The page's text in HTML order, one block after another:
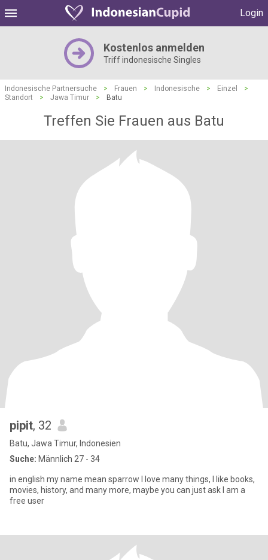
Login
Kostenlos anmelden
Triff indonesische Singles
Indonesische Partnersuche > Frauen > Indonesische > Einzel
>
Standort
> Jawa Timur > Batu
Treffen Sie Frauen aus Batu
pipit, 32
Batu, Jawa Timur, Indonesien
Suche: Männlich 27 - 34
in english my name mean sparrow I love many things, I like books,
movies, history, and many more, maybe you can just ask I am a
free user